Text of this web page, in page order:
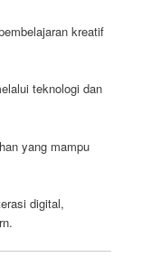
kreatif
teknologi dan
yang mampu
digital,